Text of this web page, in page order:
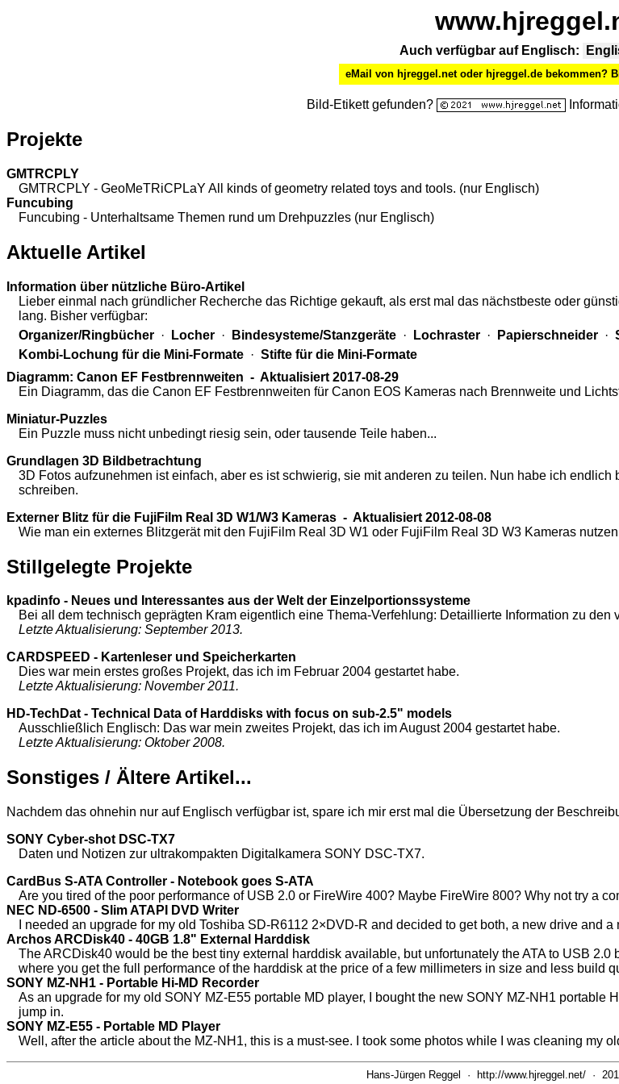
Auch verfügbar auf Englisch:
eMail von hjreggel.net oder hjreggel.de bekommen?
Bild-Etikett gefunden?
Projekte
GMTRCPLY
GMTRCPLY - GeoMeTRiCPLaY All kinds of geometry related toys and tools. (nur Englisch)
Funcubing
Funcubing - Unterhaltsame Themen rund um Drehpuzzles (nur Englisch)
Aktuelle Artikel
Information über nützliche Büro-Artikel
Lieber einmal nach gründlicher Recherche das Richtige gekauft, als erst mal das nächstbeste oder
lang. Bisher verfügbar:
Organizer/Ringbücher · Locher · Bindesysteme/Stanzgeräte · Lochraster · Papierschneider ·
Kombi-Lochung für die Mini-Formate · Stifte für die Mini-Formate
Diagramm: Canon EF Festbrennweiten - Aktualisiert 2017-08-29
Ein Diagramm, das die Canon EF Festbrennweiten für Canon EOS Kameras nach Brennweite und
Miniatur-Puzzles
Ein Puzzle muss nicht unbedingt riesig sein, oder tausende Teile haben...
Grundlagen 3D Bildbetrachtung
3D Fotos aufzunehmen ist einfach, aber es ist schwierig, sie mit anderen zu teilen. Nun habe ich
schreiben.
Externer Blitz für die FujiFilm Real 3D W1/W3 Kameras - Aktualisiert 2012-08-08
Wie man ein externes Blitzgerät mit den FujiFilm Real 3D W1 oder FujiFilm Real 3D W3 Kameras
Stillgelegte Projekte
kpadinfo - Neues und Interessantes aus der Welt der Einzelportionssysteme
Bei all dem technisch geprägten Kram eigentlich eine Thema-Verfehlung: Detaillierte Information zu
Letzte Aktualisierung: September 2013.
CARDSPEED - Kartenleser und Speicherkarten
Dies war mein erstes großes Projekt, das ich im Februar 2004 gestartet habe.
Letzte Aktualisierung: November 2011.
HD-TechDat - Technical Data of Harddisks with focus on sub-2.5" models
Ausschließlich Englisch: Das war mein zweites Projekt, das ich im August 2004 gestartet habe.
Letzte Aktualisierung: Oktober 2008.
Sonstiges / Ältere Artikel...
Nachdem das ohnehin nur auf Englisch verfügbar ist, spare ich mir erst mal die Übersetzung der
SONY Cyber-shot DSC-TX7
Daten und Notizen zur ultrakompakten Digitalkamera SONY DSC-TX7.
CardBus S-ATA Controller - Notebook goes S-ATA
Are you tired of the poor performance of USB 2.0 or FireWire 400? Maybe FireWire 800? Why not try a
NEC ND-6500 - Slim ATAPI DVD Writer
I needed an upgrade for my old Toshiba SD-R6112 2×DVD-R and decided to get both, a new drive and a
Archos ARCDisk40 - 40GB 1.8" External Harddisk
The ARCDisk40 would be the best tiny external harddisk available, but unfortunately the ATA to USB
where you get the full performance of the harddisk at the price of a few millimeters in size and less build
SONY MZ-NH1 - Portable Hi-MD Recorder
As an upgrade for my old SONY MZ-E55 portable MD player, I bought the new SONY MZ-NH1 portable
jump in.
SONY MZ-E55 - Portable MD Player
Well, after the article about the MZ-NH1, this is a must-see. I took some photos while I was cleaning my
Hans-Jürgen Reggel · http://www.hjreggel.net/ ·